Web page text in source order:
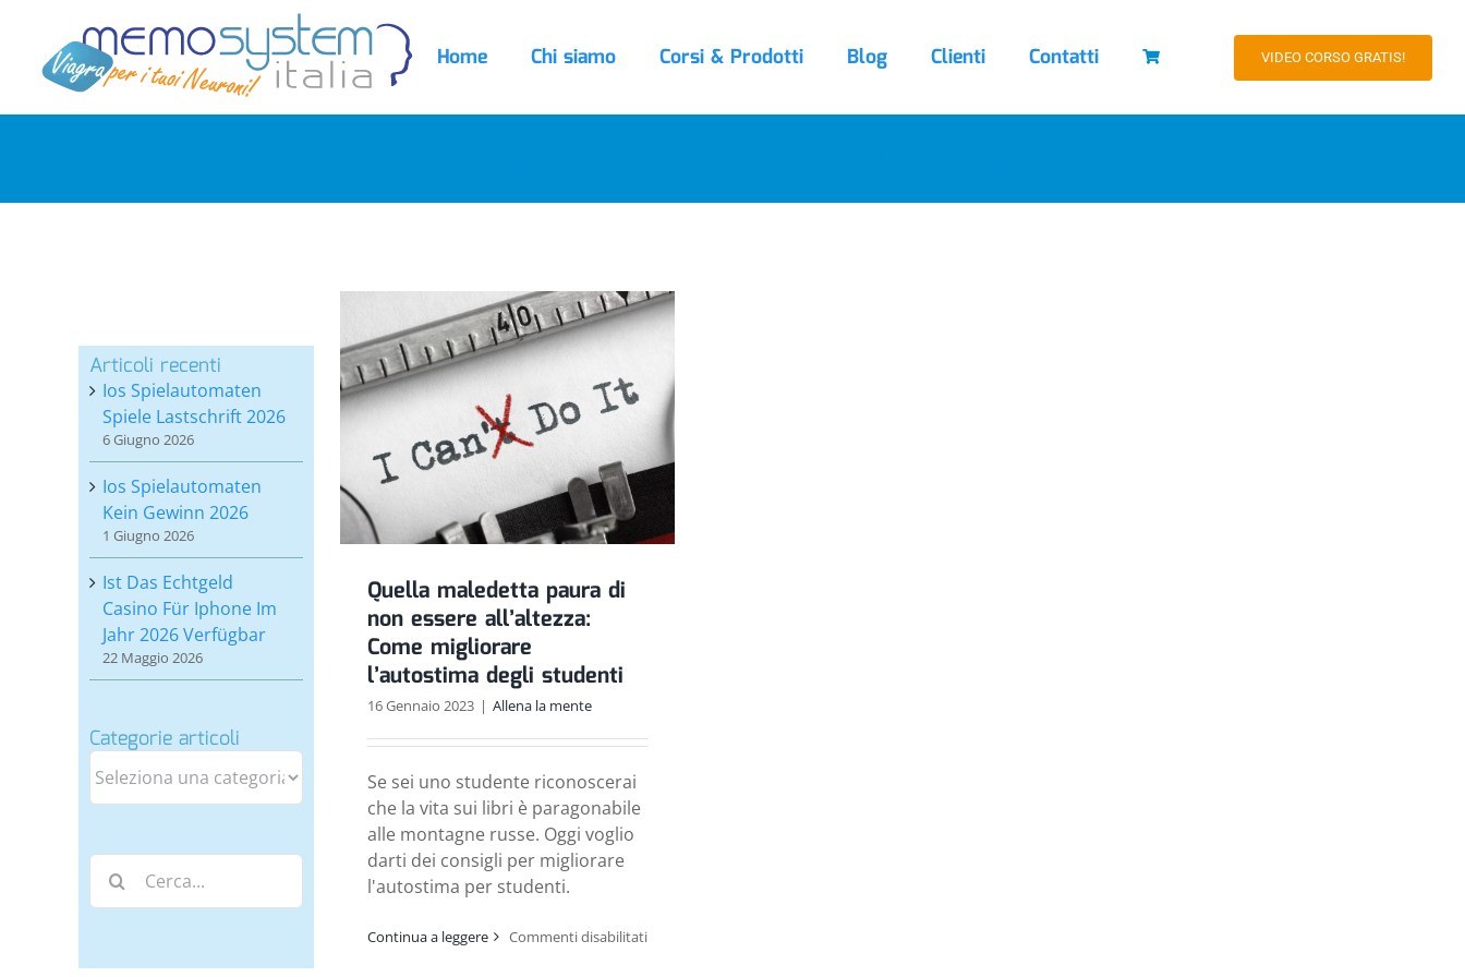
contenuto
Home Chi siamo Corsi & Prodotti Blog Clienti Contatti VIDEO CORSO GRATIS!
Quella maledetta paura di
non essere all’altezza:
Come migliorare
l’autostima degli studenti
16 Gennaio 2023 | Allena la mente
Se sei uno studente riconoscerai
che la vita sui libri è paragonabile
alle montagne russe. Oggi voglio
darti dei consigli per migliorare
l'autostima per studenti.
Continua a leggere Commenti disabilitatisu
Articoli recenti
Ios Spielautomaten
Spiele Lastschrift 2026
6 Giugno 2026
Ios Spielautomaten
Kein Gewinn 2026
1 Giugno 2026
Ist Das Echtgeld
Casino Für Iphone Im
Jahr 2026 Verfügbar
22 Maggio 2026
Categorie articoli
Categorie
articoli
Cerca
per: